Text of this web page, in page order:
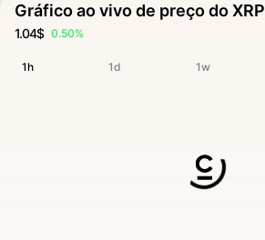
Gráfico ao vivo de preço do XRP
1.04$ 0.50%
1h 1d 1w